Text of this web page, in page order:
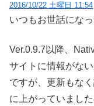
2016/10/22 土曜日 11:54
いつもお世話になっ
Ver.0.9.7以降、
サイトに情報がな
ですが、更新もな
に上がっていまし